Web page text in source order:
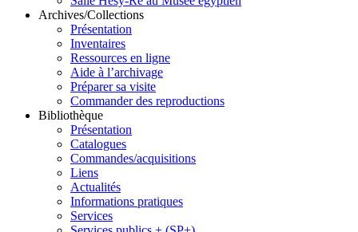
Archives/Collections
Présentation
Inventaires
Ressources en ligne
Aide à l’archivage
Préparer sa visite
Commander des reproductions
Bibliothèque
Présentation
Catalogues
Commandes/acquisitions
Liens
Actualités
Informations pratiques
Services